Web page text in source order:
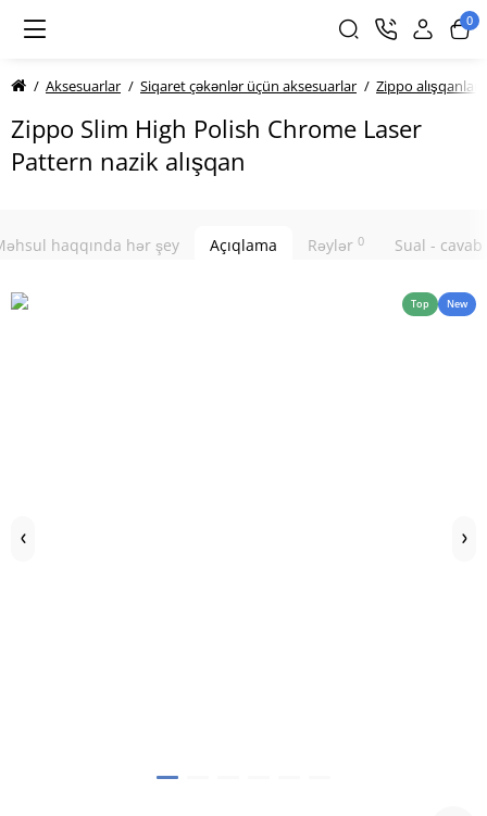
0
Aksesuarlar Siqaret çəkənlər üçün aksesuarlar Zippo alışqanları
Zippo Slim High Polish Chrome Laser
Pattern nazik alışqan
haqqında hər şey Açıqlama Rəylər 0 Sual - cavab
Top New